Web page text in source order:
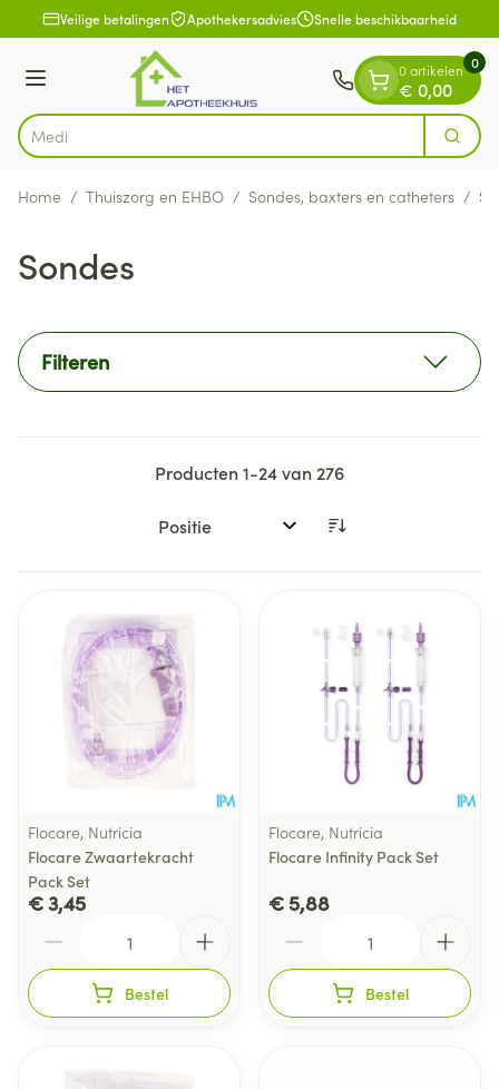
Ga naar de inhoud
1 van 1Veilige betalingen Apothekersadvies Snelle beschikbaarheid
Menu
Product, merk, categorie... Zoek
0 artikelen
€ 0,00
0
Home / Thuiszorg en EHBO / Sondes, baxters en catheters /
Sondes
Filteren
Producten1-24van 276
Sorteer op:
Flocare, Nutricia
Flocare Zwaartekracht
Pack Set
€ 3,45
Bestel
Flocare, Nutricia
Flocare Infinity Pack Set
€ 5,88
Bestel